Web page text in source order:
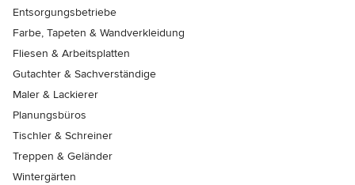
Entsorgungsbetriebe
Farbe, Tapeten & Wandverkleidung
Fliesen & Arbeitsplatten
Gutachter & Sachverständige
Maler & Lackierer
Planungsbüros
Tischler & Schreiner
Treppen & Geländer
Wintergärten